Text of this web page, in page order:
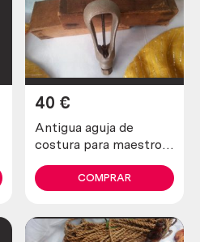
Antigua aguja de
costura para maestros
Años 30
40 €
COMPRAR